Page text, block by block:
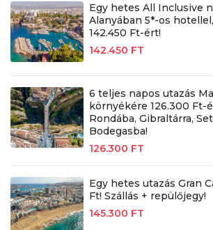
Egy hetes All Inclusive
Alanyában 5*-os
142.450 Ft-ért!
142.450 FT
6 teljes napos utazás
környékére 126.300 Ft-
Rondába, Gibraltárra,
Bodegasba!
126.300 FT
Egy hetes utazás Gran
Ft! Szállás + repülőjegy!
145.300 FT